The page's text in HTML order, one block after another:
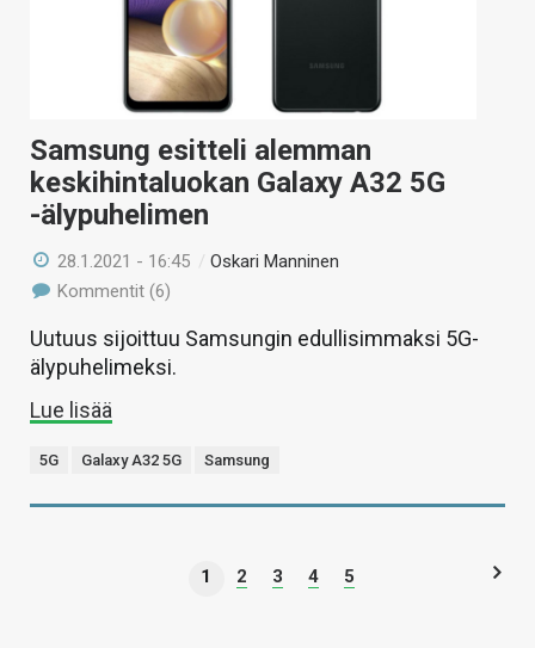
Samsung esitteli alemman
keskihintaluokan Galaxy A32 5G
-älypuhelimen
28.1.2021 - 16:45 /Oskari Manninen
Kommentit (6)
Uutuus sijoittuu Samsungin edullisimmaksi 5G-
älypuhelimeksi.
Lue lisää
5G Galaxy A32 5G Samsung
1 2 3 4 5